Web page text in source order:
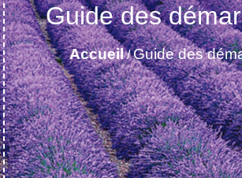
Guide des
Accueil/Guide des